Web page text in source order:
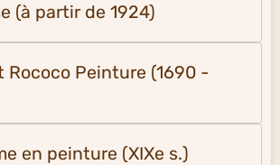
(à partir de 1924)
Rococo Peinture (1690 -
en peinture (XIXe s.)